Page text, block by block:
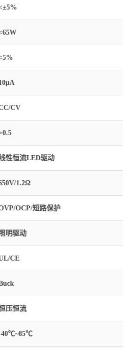
CV
性恒流LED驱动
1.2Ω
OCP/短路保护
明驱动
CE
压恒流
40℃~85℃